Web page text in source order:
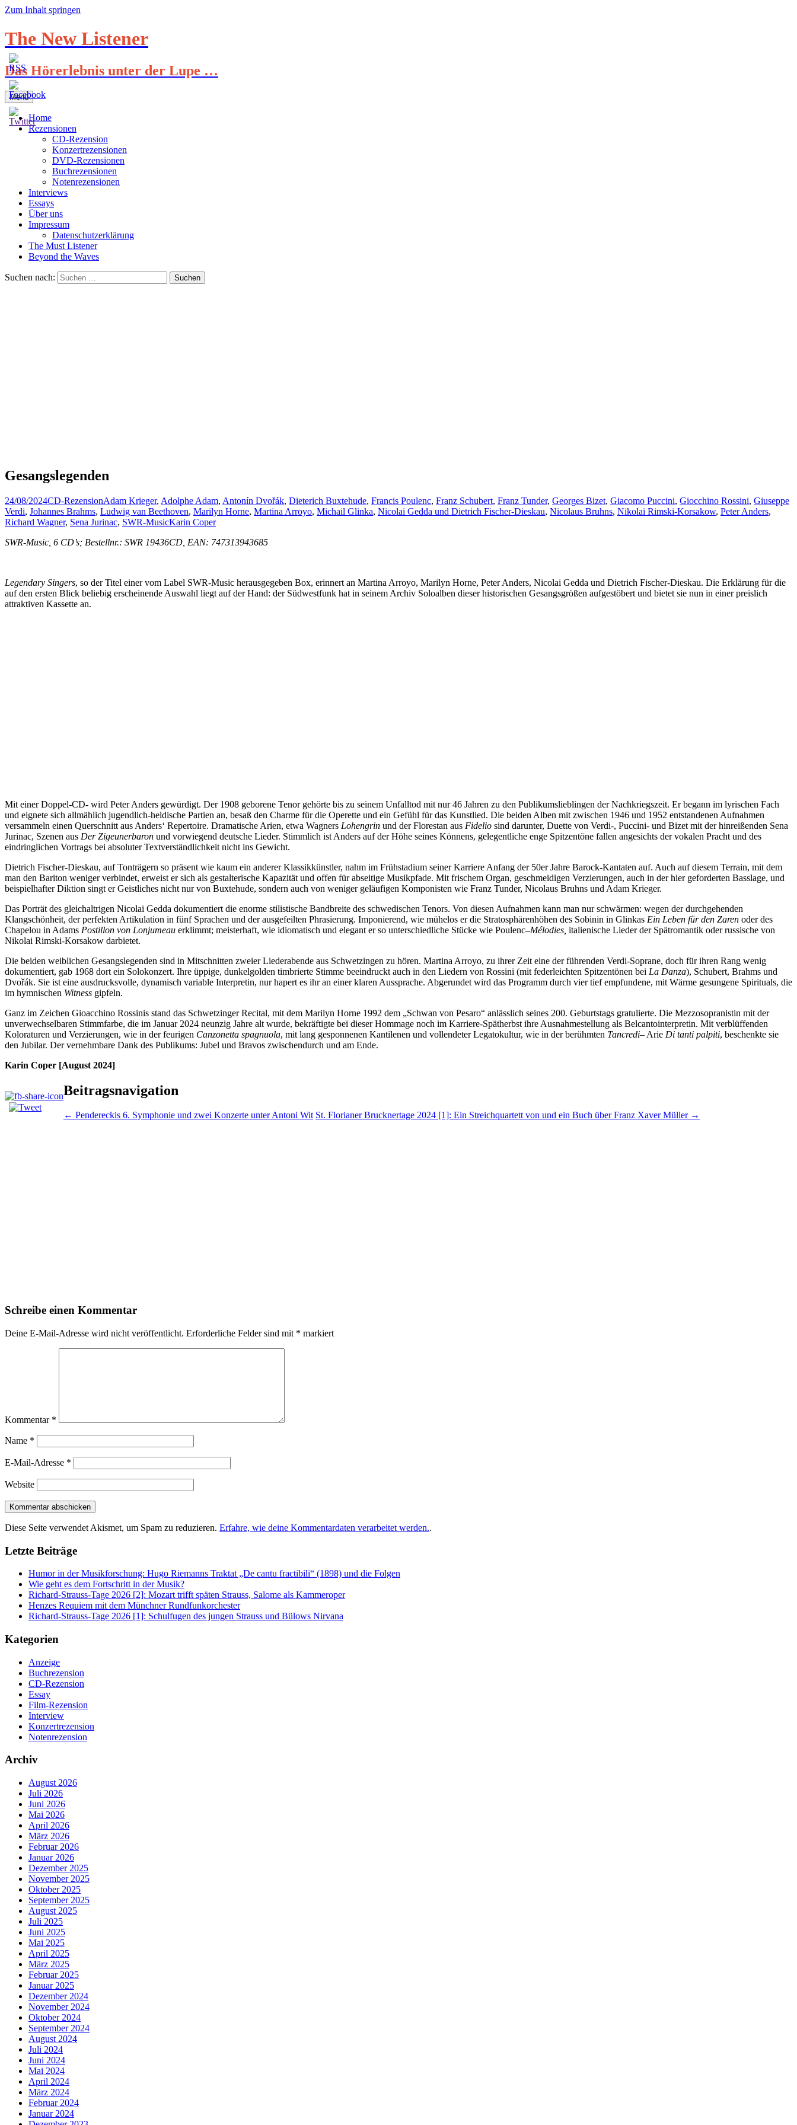
Zum Inhalt springen
The New Listener
Das Hörerlebnis unter der Lupe …
Menü
Home
Rezensionen
CD-Rezension
Konzertrezensionen
DVD-Rezensionen
Buchrezensionen
Notenrezensionen
Interviews
Essays
Über uns
Impressum
Datenschutzerklärung
The Must Listener
Beyond the Waves
Suchen nach:
Gesangslegenden
24/08/2024CD-RezensionAdam Krieger, Adolphe Adam, Antonín Dvořák, Dieterich Buxtehude, Francis Poulenc, Franz Schubert, Franz Tunder, Georges Bizet, Giacomo Puccini, Giocchino Rossini, Giuseppe
Verdi, Johannes Brahms, Ludwig van Beethoven, Marilyn Horne, Martina Arroyo, Michail Glinka, Nicolai Gedda und Dietrich Fischer-Dieskau, Nicolaus Bruhns, Nikolai Rimski-Korsakow, Peter Anders,
Richard Wagner, Sena Jurinac, SWR-MusicKarin Coper
SWR-Music, 6 CD’s; Bestellnr.: SWR 19436CD, EAN: 747313943685
Legendary Singers, so der Titel einer vom Label SWR-Music herausgegeben Box, erinnert an Martina Arroyo, Marilyn Horne, Peter Anders, Nicolai Gedda und Dietrich Fischer-Dieskau. Die Erklärung für die
auf den ersten Blick beliebig erscheinende Auswahl liegt auf der Hand: der Südwestfunk hat in seinem Archiv Soloalben dieser historischen Gesangsgrößen aufgestöbert und bietet sie nun in einer preislich
attraktiven Kassette an.
Mit einer Doppel-CD- wird Peter Anders gewürdigt. Der 1908 geborene Tenor gehörte bis zu seinem Unfalltod mit nur 46 Jahren zu den Publikumslieblingen der Nachkriegszeit. Er begann im lyrischen Fach
und eignete sich allmählich jugendlich-heldische Partien an, besaß den Charme für die Operette und ein Gefühl für das Kunstlied. Die beiden Alben mit zwischen 1946 und 1952 entstandenen Aufnahmen
versammeln einen Querschnitt aus Anders‘ Repertoire. Dramatische Arien, etwa Wagners Lohengrin und der Florestan aus Fidelio sind darunter, Duette von Verdi-, Puccini- und Bizet mit der hinreißenden Sena
Jurinac, Szenen aus Der Zigeunerbaron und vorwiegend deutsche Lieder. Stimmlich ist Anders auf der Höhe seines Könnens, gelegentliche enge Spitzentöne fallen angesichts der vokalen Pracht und des
eindringlichen Vortrags bei absoluter Textverständlichkeit nicht ins Gewicht.
Dietrich Fischer-Dieskau, auf Tonträgern so präsent wie kaum ein anderer Klassikkünstler, nahm im Frühstadium seiner Karriere Anfang der 50er Jahre Barock-Kantaten auf. Auch auf diesem Terrain, mit dem
man den Bariton weniger verbindet, erweist er sich als gestalterische Kapazität und offen für abseitige Musikpfade. Mit frischem Organ, geschmeidigen Verzierungen, auch in der hier geforderten Basslage, und
beispielhafter Diktion singt er Geistliches nicht nur von Buxtehude, sondern auch von weniger geläufigen Komponisten wie Franz Tunder, Nicolaus Bruhns und Adam Krieger.
Das Porträt des gleichaltrigen Nicolai Gedda dokumentiert die enorme stilistische Bandbreite des schwedischen Tenors. Von diesen Aufnahmen kann man nur schwärmen: wegen der durchgehenden
Klangschönheit, der perfekten Artikulation in fünf Sprachen und der ausgefeilten Phrasierung. Imponierend, wie mühelos er die Stratosphärenhöhen des Sobinin in Glinkas Ein Leben für den Zaren oder des
Chapelou in Adams Postillon von Lonjumeau erklimmt; meisterhaft, wie idiomatisch und elegant er so unterschiedliche Stücke wie Poulenc–Mélodies italienische Lieder der Spätromantik oder russische von
Nikolai Rimski-Korsakow darbietet.
Die beiden weiblichen Gesangslegenden sind in Mitschnitten zweier Liederabende aus Schwetzingen zu hören. Martina Arroyo, zu ihrer Zeit eine der führenden Verdi-Soprane, doch für ihren Rang wenig
dokumentiert, gab 1968 dort ein Solokonzert. Ihre üppige, dunkelgolden timbrierte Stimme beeindruckt auch in den Liedern von Rossini (mit federleichten Spitzentönen bei La Danza), Schubert, Brahms und
Dvořák. Sie ist eine ausdrucksvolle, dynamisch variable Interpretin, nur hapert es ihr an einer klaren Aussprache. Abgerundet wird das Programm durch vier tief empfundene, mit Wärme gesungene Spirituals, die
im hymnischen Witness gipfeln.
Ganz im Zeichen Gioacchino Rossinis stand das Schwetzinger Recital, mit dem Marilyn Horne 1992 dem „Schwan von Pesaro“ anlässlich seines 200. Geburtstags gratulierte. Die Mezzosopranistin mit der
unverwechselbaren Stimmfarbe, die im Januar 2024 neunzig Jahre alt wurde, bekräftigte bei dieser Hommage noch im Karriere-Spätherbst ihre Ausnahmestellung als Belcantointerpretin. Mit verblüffenden
Koloraturen und Verzierungen, wie in der feurigen Canzonetta spagnuola, mit lang gesponnenen Kantilenen und vollendeter Legatokultur, wie in der berühmten Tancredi– Arie Di tanti palpiti, beschenkte sie
den Jubilar. Der vernehmbare Dank des Publikums: Jubel und Bravos zwischendurch und am Ende.
Karin Coper [August 2024]
Beitragsnavigation
← Pendereckis 6. Symphonie und zwei Konzerte unter Antoni Wit St. Florianer Brucknertage 2024 [1]: Ein Streichquartett von und ein Buch über Franz Xaver Müller →
Schreibe einen Kommentar
Deine E-Mail-Adresse wird nicht veröffentlicht. Erforderliche Felder sind mit * markiert
Kommentar *
Name *
E-Mail-Adresse *
Website
Diese Seite verwendet Akismet, um Spam zu reduzieren. Erfahre, wie deine Kommentardaten verarbeitet werden..
Letzte Beiträge
Humor in der Musikforschung: Hugo Riemanns Traktat „De cantu fractibili“ (1898) und die Folgen
Wie geht es dem Fortschritt in der Musik?
Richard-Strauss-Tage 2026 [2]: Mozart trifft späten Strauss, Salome als Kammeroper
Henzes Requiem mit dem Münchner Rundfunkorchester
Richard-Strauss-Tage 2026 [1]: Schulfugen des jungen Strauss und Bülows Nirvana
Kategorien
Anzeige
Buchrezension
CD-Rezension
Essay
Film-Rezension
Interview
Konzertrezension
Notenrezension
Archiv
August 2026
Juli 2026
Juni 2026
Mai 2026
April 2026
März 2026
Februar 2026
Januar 2026
Dezember 2025
November 2025
Oktober 2025
September 2025
August 2025
Juli 2025
Juni 2025
Mai 2025
April 2025
März 2025
Februar 2025
Januar 2025
Dezember 2024
November 2024
Oktober 2024
September 2024
August 2024
Juli 2024
Juni 2024
Mai 2024
April 2024
März 2024
Februar 2024
Januar 2024